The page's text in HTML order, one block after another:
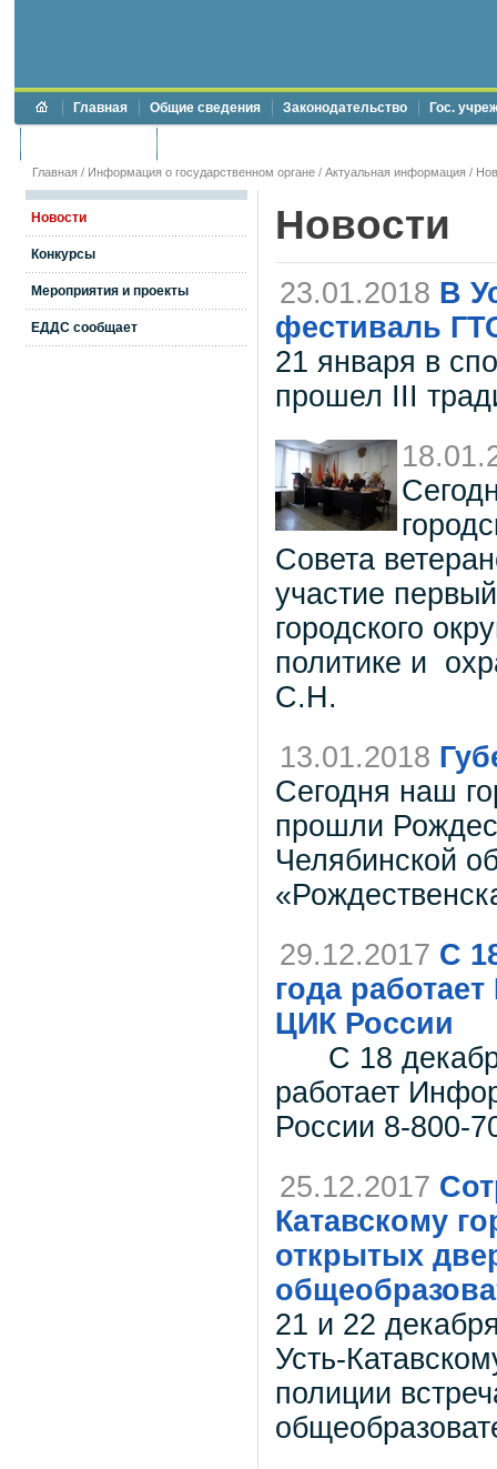
Главная Общие сведения Законодательство Гос.
Главная / Информация о государственном органе / Актуальная информация /
Новости
Конкурсы
Мероприятия и проекты
ЕДДС сообщает
Новости
23.01.2018 В
фестиваль
21 января в
прошел III
Совета
участие
городского
политике и
С.Н.
13.01.2018
Сегодня наш
прошли
Челябинской
29.12.2017 С
года
ЦИК России
С 18 декабря
работает
России 8-800-
25.12.2017
Катавскому
открытых
21 и 22
Усть-
полиции